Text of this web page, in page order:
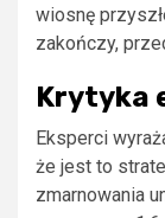
wiosnę
zakończy,
Krytyka
Eksperci
że jest to
zmarnowania